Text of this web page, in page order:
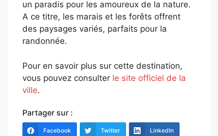
un paradis pour les amoureux de la nature.
A ce titre, les marais et les forêts offrent
des paysages variés, parfaits pour la
randonnée.
Pour en savoir plus sur cette destination,
vous pouvez consulter le site officiel de la
ville.
Partager sur :
Facebook Twitter LinkedIn